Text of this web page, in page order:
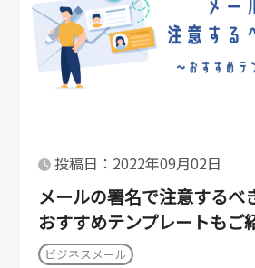
投稿日：2022年09月02日
メールの署名で注意するべ
おすすめテンプレートもご
ビジネスメール